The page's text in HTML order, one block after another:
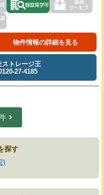
物件情報の詳細を見る
トレージ王
27-4185
探す